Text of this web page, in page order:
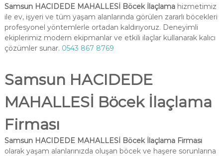
Samsun HACIDEDE MAHALLESİ Böcek İlaçlamahizmetimiz
ile ev, işyeri ve tüm yaşam alanlarında görülen zararlı böcekleri
profesyonel yöntemlerle ortadan kaldırıyoruz. Deneyimli
ekiplerimiz modern ekipmanlar ve etkili ilaçlar kullanarak kalıcı
çözümler sunar. 0543 867 8769
Samsun HACIDEDE
MAHALLESİ Böcek İlaçlama
Firması
Samsun HACIDEDE MAHALLESİ Böcek İlaçlama Firması
olarak yaşam alanlarınızda oluşan böcek ve haşere sorunlarına